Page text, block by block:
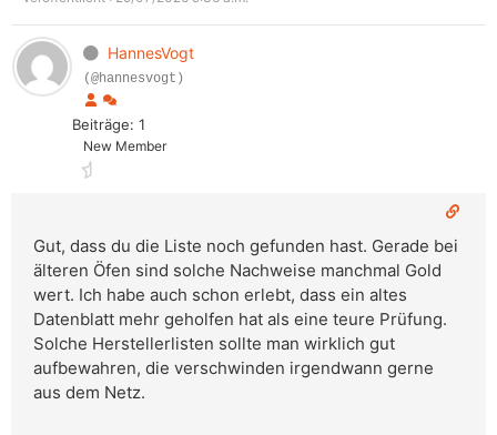
HannesVogt
(@hannesvogt)
Beiträge: 1
New Member
Gut, dass du die Liste noch gefunden hast. Gerade bei
älteren Öfen sind solche Nachweise manchmal Gold
wert. Ich habe auch schon erlebt, dass ein altes
Datenblatt mehr geholfen hat als eine teure Prüfung.
Solche Herstellerlisten sollte man wirklich gut
aufbewahren, die verschwinden irgendwann gerne
aus dem Netz.